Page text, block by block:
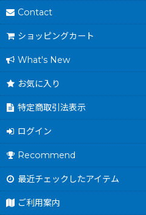
Contact
ショッピングカート
What's New
お気に入り
特定商取引法表示
ログイン
Recommend
最近チェックしたアイテム
ご利用案内